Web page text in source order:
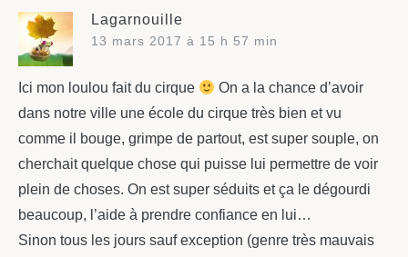
Lagarnouille
13 mars 2017 à 15 h 57 min
Ici mon loulou fait du cirque
On a la chance d’avoir
dans notre ville une école du cirque très bien et vu
comme il bouge, grimpe de partout, est super souple, on
cherchait quelque chose qui puisse lui permettre de voir
plein de choses. On est super séduits et ça le dégourdi
beaucoup, l’aide à prendre confiance en lui…
Sinon tous les jours sauf exception (genre très mauvais